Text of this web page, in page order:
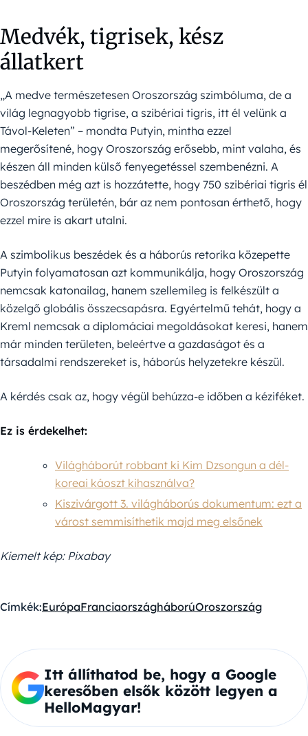
Medvék, tigrisek, kész
állatkert
„A medve természetesen Oroszország szimbóluma, de a
világ legnagyobb tigrise, a szibériai tigris, itt él velünk a
Távol-Keleten” – mondta Putyin, mintha ezzel
megerősítené, hogy Oroszország erősebb, mint valaha, és
készen áll minden külső fenyegetéssel szembenézni. A
beszédben még azt is hozzátette, hogy 750 szibériai tigris él
Oroszország területén, bár az nem pontosan érthető, hogy
ezzel mire is akart utalni.
A szimbolikus beszédek és a háborús retorika közepette
Putyin folyamatosan azt kommunikálja, hogy Oroszország
nemcsak katonailag, hanem szellemileg is felkészült a
közelgő globális összecsapásra. Egyértelmű tehát, hogy a
Kreml nemcsak a diplomáciai megoldásokat keresi, hanem
már minden területen, beleértve a gazdaságot és a
társadalmi rendszereket is, háborús helyzetekre készül.
A kérdés csak az, hogy végül behúzza-e időben a kéziféket.
Ez is érdekelhet:
Világháborút robbant ki Kim Dzsongun a dél-
koreai káoszt kihasználva?
Kiszivárgott 3. világháborús dokumentum: ezt a
várost semmisíthetik majd meg elsőnek
Kiemelt kép: Pixabay
Címkék:EurópaFranciaországháborúOroszország
Itt állíthatod be, hogy a Google
keresőben elsők között legyen a
HelloMagyar!